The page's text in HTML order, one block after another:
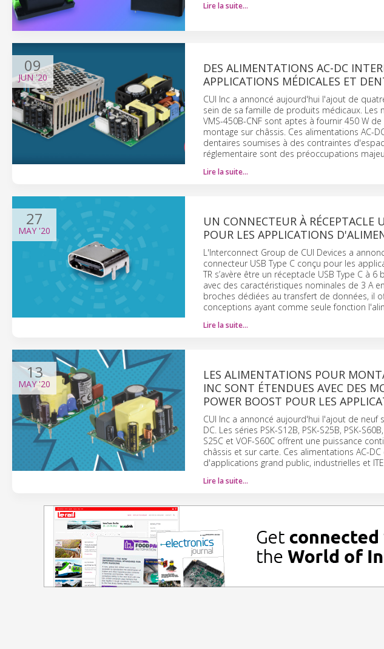
Lire la suite…
09
JUN'20
DES ALIMENTATIONS AC-DC
APPLICATIONS MÉDICALES ET
CUI Inc a annoncé aujourd'hui l'ajout de
sein de sa famille de produits médicaux. Les
VMS-450B-CNF sont aptes à fournir 450 W
montage sur châssis. Ces alimentations AC-
dentaires soumises à des contraintes
réglementaire sont des préoccupations
Lire la suite…
27
MAY '20
UN CONNECTEUR À RÉCEPTACLE
POUR LES APPLICATIONS
L'Interconnect Group de CUI Devices a
connecteur USB Type C conçu pour les
TR s’avère être un réceptacle USB Type C à
avec des caractéristiques nominales de 3 A
broches dédiées au transfert de données, il
conceptions ayant comme seule fonction
Lire la suite…
13
MAY'20
LES ALIMENTATIONS POUR
INC SONT ÉTENDUES AVEC DES
POWER BOOST POUR LES
CUI Inc a annoncé aujourd'hui l'ajout de
DC. Les séries PSK-S12B, PSK-S25B, PSK-
S25C et VOF-S60C offrent une puissance
châssis et sur carte. Ces alimentations AC-
d'applications grand public, industrielles et
Lire la suite…